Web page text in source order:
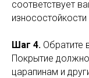
соответствует
Шаг 4. Обратите
Покрытие
царапинам и